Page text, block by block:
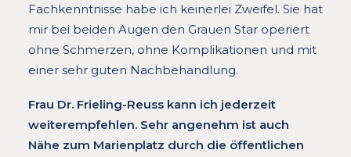
Fachkenntnisse habe ich keinerlei Zweifel. Sie hat
mir bei beiden Augen den Grauen Star operiert
ohne Schmerzen, ohne Komplikationen und mit
einer sehr guten Nachbehandlung.
Frau Dr. Frieling-Reuss kann ich jederzeit
weiterempfehlen. Sehr angenehm ist auch
Nähe zum Marienplatz durch die öffentlichen